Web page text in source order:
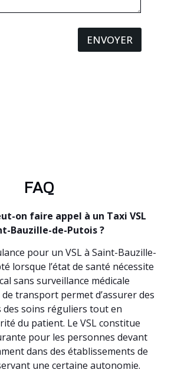
ENVOYER
FAQ
on faire appel à un Taxi VSL
Bauzille-de-Putois ?
pour un VSL à Saint-Bauzille-
lorsque l’état de santé nécessite
sans surveillance médicale
transport permet d’assurer des
des soins réguliers tout en
du patient. Le VSL constitue
pour les personnes devant
dans des établissements de
une certaine autonomie.